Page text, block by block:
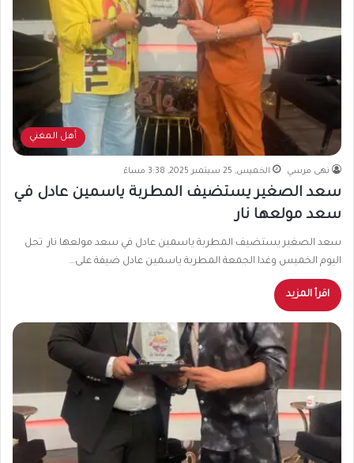
أهل المغني
نهى مرسي الخميس, 25 سبتمبر 2025, 3:38 مساءً
سعد الصغير يستضيف المطربة ياسمين عادل في
سعد مولعها نار
سعد الصغير يستضيف المطربة ياسمين عادل في سعد مولعها نار تحل
اليوم الخميس وغدا الجمعة المطربة ياسمين عادل ضيفة على…
اقرأ المزيد